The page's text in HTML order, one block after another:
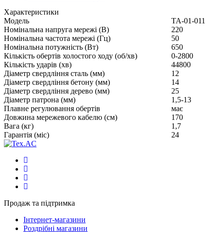
Характеристики
Модель
ТА-01-011
Номінальна напруга мережі (В)
220
Номінальна частота мережі (Гц)
50
Номінальна потужність (Вт)
650
Кількість обертів холостого ходу (об/хв)
0-2800
Кількість ударів (хв)
44800
Діаметр свердління сталь (мм)
12
Діаметр свердління бетону (мм)
14
Діаметр свердління дерево (мм)
25
Діаметр патрона (мм)
1,5-13
Плавне регулювання обертів
має
Довжина мережевого кабелю (см)
170
Вага (кг)
1,7
Гарантія (міс)
24
Продаж та підтримка
Інтернет-магазини
Роздрібні магазини